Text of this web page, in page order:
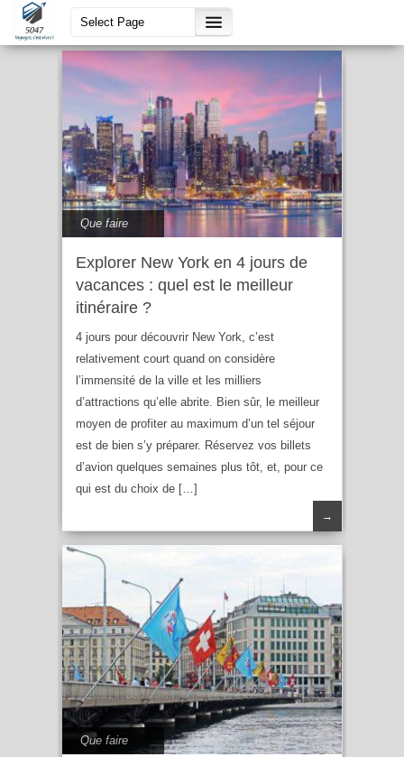
que faire
Que faire
Explorer New York en 4 jours de
vacances : quel est le meilleur
itinéraire ?
4 jours pour découvrir New York, c’est
relativement court quand on considère
l’immensité de la ville et les milliers
d’attractions qu’elle abrite. Bien sûr, le meilleur
moyen de profiter au maximum d’un tel séjour
est de bien s’y préparer. Réservez vos billets
d’avion quelques semaines plus tôt, et, pour ce
qui est du choix de […]
→
Que faire